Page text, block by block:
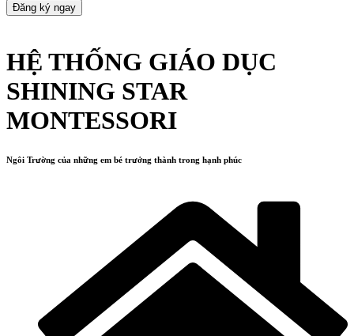
Đăng ký ngay
HỆ THỐNG GIÁO DỤC
SHINING STAR
MONTESSORI
Ngôi Trường của những em bé trưởng thành trong hạnh phúc